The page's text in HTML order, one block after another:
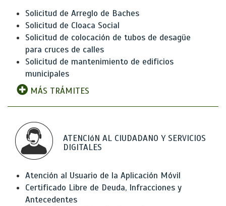
Solicitud de Arreglo de Baches
Solicitud de Cloaca Social
Solicitud de colocación de tubos de desagüe
para cruces de calles
Solicitud de mantenimiento de edificios
municipales
MÁS TRÁMITES
ATENCIóN AL CIUDADANO Y SERVICIOS
DIGITALES
Atención al Usuario de la Aplicación Móvil
Certificado Libre de Deuda, Infracciones y
Antecedentes